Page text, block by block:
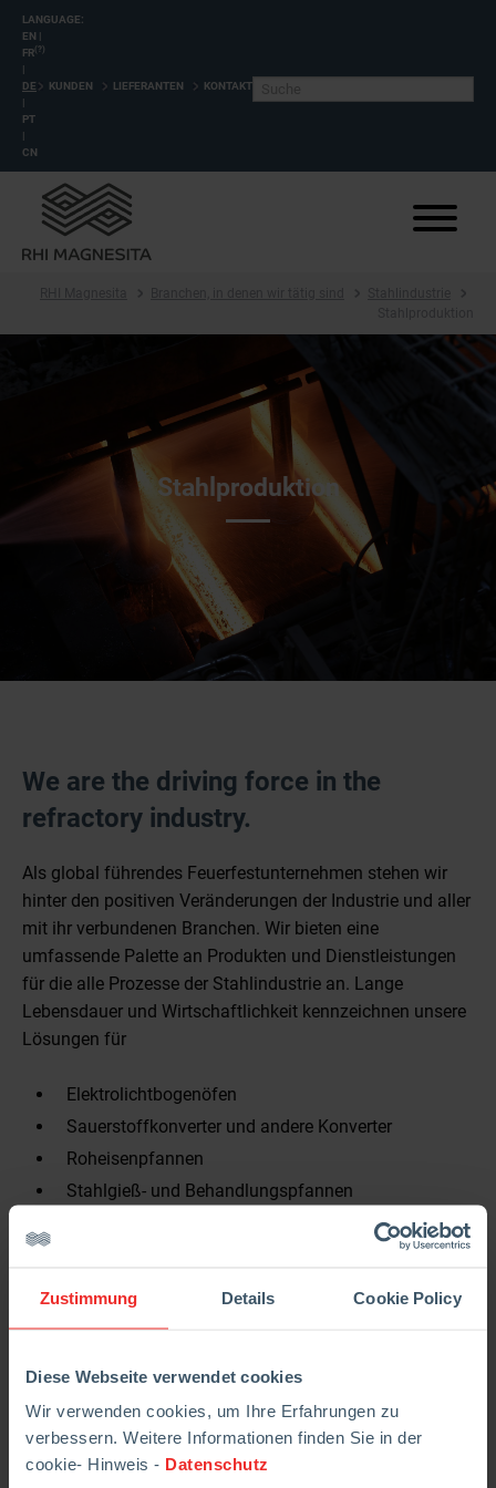
Zustimmung Details Cookie Policy
Diese Webseite verwendet cookies
Wir verwenden cookies, um Ihre Erfahrungen zu
verbessern. Weitere Informationen finden Sie in der
cookie- Hinweis - Datenschutz
LANGUAGE:
EN |
FR (?)
|
DE
|
PT
|
CN
KUNDEN LIEFERANTEN KONTAKT
Stahlproduktion
We are the driving force in the
refractory industry.
Als global führendes Feuerfestunternehmen stehen wir
hinter den positiven Veränderungen der Industrie und aller
mit ihr verbundenen Branchen. Wir bieten eine
umfassende Palette an Produkten und Dienstleistungen
für die alle Prozesse der Stahlindustrie an. Lange
Lebensdauer und Wirtschaftlichkeit kennzeichnen unsere
Lösungen für
Elektrolichtbogenöfen
Sauerstoffkonverter und andere Konverter
Roheisenpfannen
Stahlgieß- und Behandlungspfannen
und auf dem Gebiet Flow Control für
Schiebersysteme
Isostatische Produkte